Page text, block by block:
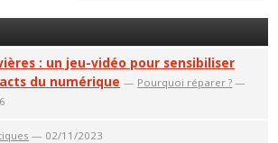
: un jeu-vidéo pour sensibiliser
du numérique — Pourquoi réparer ? —
— 02/11/2023